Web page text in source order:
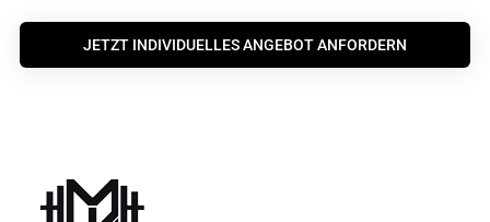
JETZT INDIVIDUELLES ANGEBOT ANFORDERN